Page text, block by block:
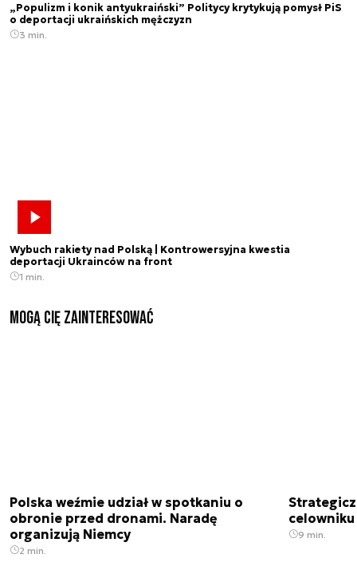
„Populizm i konik antyukraiński” Politycy krytykują pomysł PiS
o deportacji ukraińskich mężczyzn
3 min.
Wybuch rakiety nad Polską | Kontrowersyjna kwestia
deportacji Ukrainców na front
1 min.
Mogą Cię zainteresować
Polska weźmie udział w spotkaniu o
obronie przed dronami. Naradę
organizują Niemcy
2 min.
9 min.